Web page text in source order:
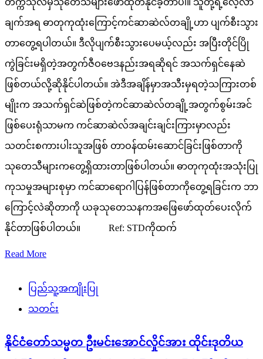
တက္ကသိုလ်မှသုတေသီများဖော်ထုတ်နိုင်ခဲ့တာပါ။ သူတို့ရဲ့လေ့လာ
ချက်အရ ဓာတုကုထုံးကြောင့်ကင်ဆာဆဲလ်တချို့ဟာ ပျက်စီးသွား
တာတွေ့ရပါတယ်။ ဒီလိုပျက်စီးသွားပေမယ့်လည်း အပြီးတိုင်ပြို
ကွဲခြင်းမရှိတဲ့အတွက်ဇီဝဗေဒနည်းအရဆိုရင် အသက်ရှင်နေဆဲ
ဖြစ်တယ်လို့ဆိုနိုင်ပါတယ်။ အဲဒီအချိန်မှာအသီးမှရတဲ့သကြားတစ်
မျိုးက အသက်ရှင်ဆဲဖြစ်တဲ့ကင်ဆာဆဲလ်တချို့အတွက်စွမ်းအင်
ဖြစ်ပေးရုံသာမက ကင်ဆာဆဲလ်အချင်းချင်းကြားမှာလည်း
သတင်းစကားပါးသူအဖြစ် တာဝန်ထမ်းဆောင်ခြင်းဖြစ်တာကို
သုတေသီများကတွေ့ရှိထားတာဖြစ်ပါတယ်။ ဓာတုကုထုံးအသုံးပြု
ကုသမှုအများစုမှာ ကင်ဆာရောဂါပြန်ဖြစ်တာကိုတွေ့ရခြင်းက ဘာ
ကြောင့်လဲဆိုတာကို ယခုသုတေသနကအဖြေဖော်ထုတ်ပေးလိုက်
နိုင်တာဖြစ်ပါတယ်။ Ref: STDကိုထက်
Read More
ပြည်သူ့အကျိုးပြု
သတင်း
နိုင်ငံတော်သမ္မတ ဦးမင်းအောင်လှိုင်အား ထိုင်းဒုတိယ